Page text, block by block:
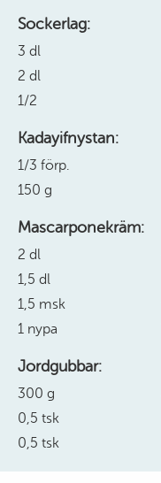
Sockerlag:
3 dl
2 dl
1/2
Kadayifnystan:
1/3 förp.
150 g
Mascarponekräm:
2 dl
1,5 dl
1,5 msk
1 nypa
Jordgubbar:
300 g
0,5 tsk
0,5 tsk